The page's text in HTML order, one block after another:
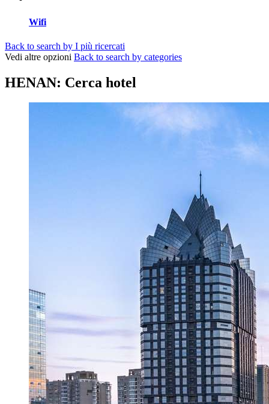
Wifi
Back to search by I più ricercati
Vedi altre opzioni Back to search by categories
HENAN: Cerca hotel